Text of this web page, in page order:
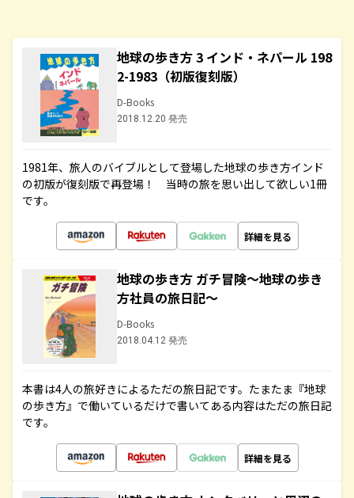
地球の歩き方 3 インド・ネパール 198
2-1983（初版復刻版）
D-Books
2018.12.20 発売
1981年、旅人のバイブルとして登場した地球の歩き方インド
の初版が復刻版で再登場！ 当時の旅を思い出して欲しい1冊
です。
詳細を見る
地球の歩き方 ガチ冒険～地球の歩き
方社員の旅日記～
D-Books
2018.04.12 発売
本書は4人の旅好きによるただの旅日記です。たまたま『地球
の歩き方』で働いているだけで書いてある内容はただの旅日記
です。
詳細を見る